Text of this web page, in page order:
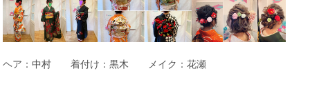
ヘア：中村 着付け：黒木 メイク：花瀬